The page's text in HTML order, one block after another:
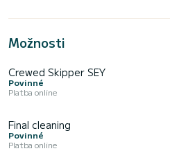
Možnosti
Crewed Skipper SEY
Povinné
Platba online
Final cleaning
Povinné
Platba online